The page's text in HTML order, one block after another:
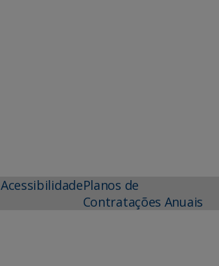
AcessibilidadePlanos de
Contratações Anuais